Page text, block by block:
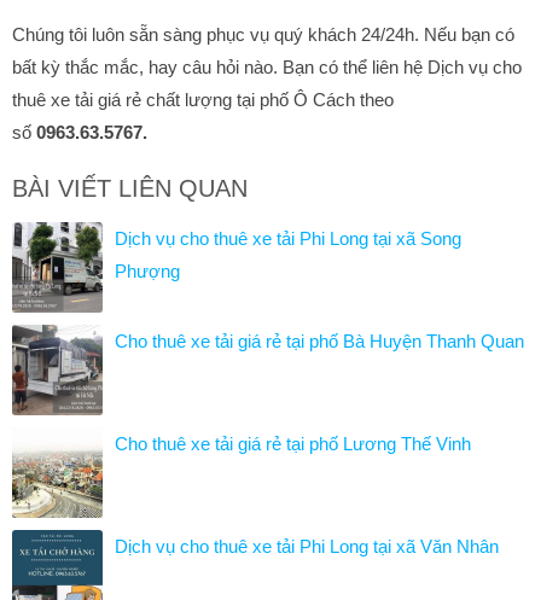
Chúng tôi luôn sẵn sàng phục vụ quý khách 24/24h. Nếu bạn có
bất kỳ thắc mắc, hay câu hỏi nào. Bạn có thể liên hệ Dịch vụ cho
thuê xe tải giá rẻ chất lượng tại phố Ô Cách theo
số 0963.63.5767.
BÀI VIẾT LIÊN QUAN
Dịch vụ cho thuê xe tải Phi Long tại xã Song
Phượng
Cho thuê xe tải giá rẻ tại phố Bà Huyện Thanh Quan
Cho thuê xe tải giá rẻ tại phố Lương Thế Vinh
Dịch vụ cho thuê xe tải Phi Long tại xã Văn Nhân